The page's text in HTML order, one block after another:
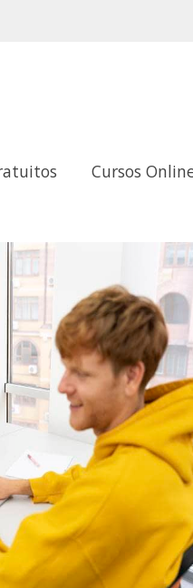
Cursos
DEL ESTÁNDAR